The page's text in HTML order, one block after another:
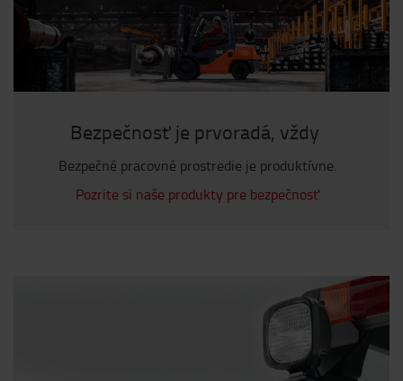
Bezpečnosť je prvoradá, vždy
Bezpečné pracovné prostredie je produktívne.
Pozrite si naše produkty pre bezpečnosť